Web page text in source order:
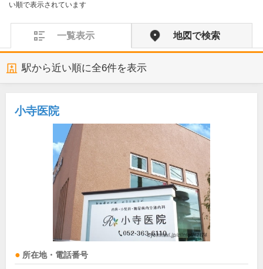
い順で表示されています
一覧表示 地図で検索
駅から近い順に全6件を表示
小寺医院
所在地・電話番号